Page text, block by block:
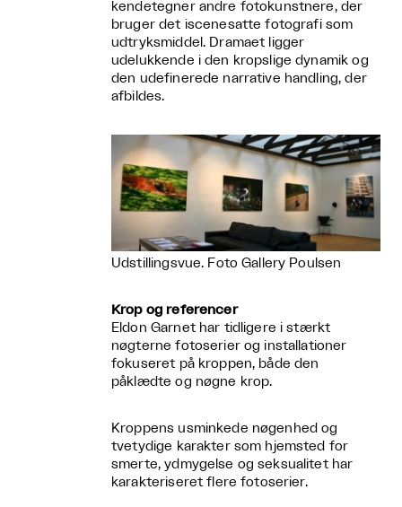
kendetegner andre fotokunstnere, der
bruger det iscenesatte fotografi som
udtryksmiddel. Dramaet ligger
udelukkende i den kropslige dynamik og
den udefinerede narrative handling, der
afbildes.
Udstillingsvue. Foto Gallery Poulsen
Krop og referencer
Eldon Garnet har tidligere i stærkt
nøgterne fotoserier og installationer
fokuseret på kroppen, både den
påklædte og nøgne krop.
Kroppens usminkede nøgenhed og
tvetydige karakter som hjemsted for
smerte, ydmygelse og seksualitet har
karakteriseret flere fotoserier.